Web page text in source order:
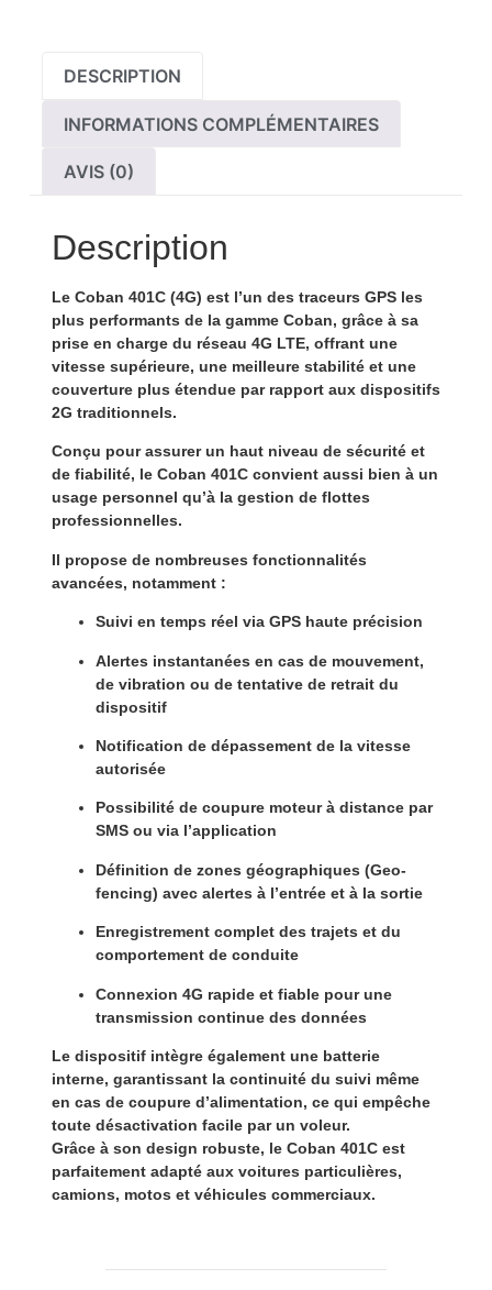
DESCRIPTION
INFORMATIONS COMPLÉMENTAIRES
AVIS (0)
Description
Le Coban 401C (4G) est l’un des traceurs GPS les
plus performants de la gamme Coban, grâce à sa
prise en charge du réseau 4G LTE, offrant une
vitesse supérieure, une meilleure stabilitéet une
couverture plus étenduepar rapport aux dispositifs
2G traditionnels.
Conçu pour assurer un haut niveau de sécurité et
de fiabilité, le Coban 401C convient aussi bien à un
usage personnel qu’à la gestion de flottes
professionnelles.
Il propose de nombreuses fonctionnalités
avancées, notamment :
Suivi en temps réel via GPS haute précision
Alertes instantanées en cas de mouvement,
de vibration ou de tentative de retrait du
dispositif
Notification de dépassement de la vitesse
autorisée
Possibilité de coupure moteur à distancepar
SMS ou via l’application
Définition de zones géographiques (Geo-
fencing) avec alertes à l’entrée et à la sortie
Enregistrement complet des trajets et du
comportement de conduite
Connexion 4G rapide et fiablepour une
transmission continue des données
Le dispositif intègre également une batterie
interne, garantissant la continuité du suivi même
en cas de coupure d’alimentation, ce qui empêche
toute désactivation facile par un voleur.
Grâce à son design robuste, le Coban 401C est
parfaitement adapté aux voitures particulières,
camions, motos et véhicules commerciaux.